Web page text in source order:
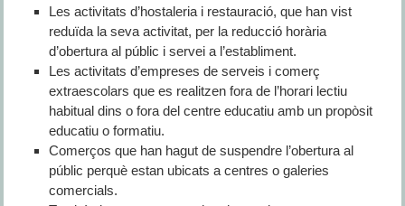
Les activitats d’hostaleria i restauració, que han vist
reduïda la seva activitat, per la reducció horària
d’obertura al públic i servei a l’establiment.
Les activitats d’empreses de serveis i comerç
extraescolars que es realitzen fora de l’horari lectiu
habitual dins o fora del centre educatiu amb un propòsit
educatiu o formatiu.
Comerços que han hagut de suspendre l’obertura al
públic perquè estan ubicats a centres o galeries
comercials.